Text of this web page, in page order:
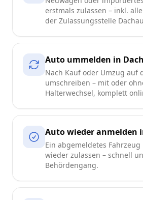
erstmals zulassen – inkl.
der Zulassungsstelle
Auto ummelden in
Nach Kauf oder Umzug auf
umschreiben – mit oder
Halterwechsel, komplett
Auto wieder anmelden
Ein abgemeldetes Fahrzeug
wieder zulassen – schnell
Behördengang.